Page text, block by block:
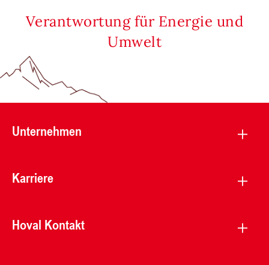
Verantwortung für Energie und
Umwelt
Unternehmen
Karriere
Hoval Kontakt